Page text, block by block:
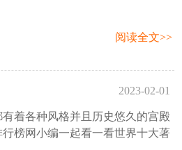
阅读全文>>
2023-02-01
16:59:42
着各种风格并且历史悠久的宫殿
榜网小编一起看一看世界十大著